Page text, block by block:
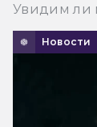
Увидим ли
Новости